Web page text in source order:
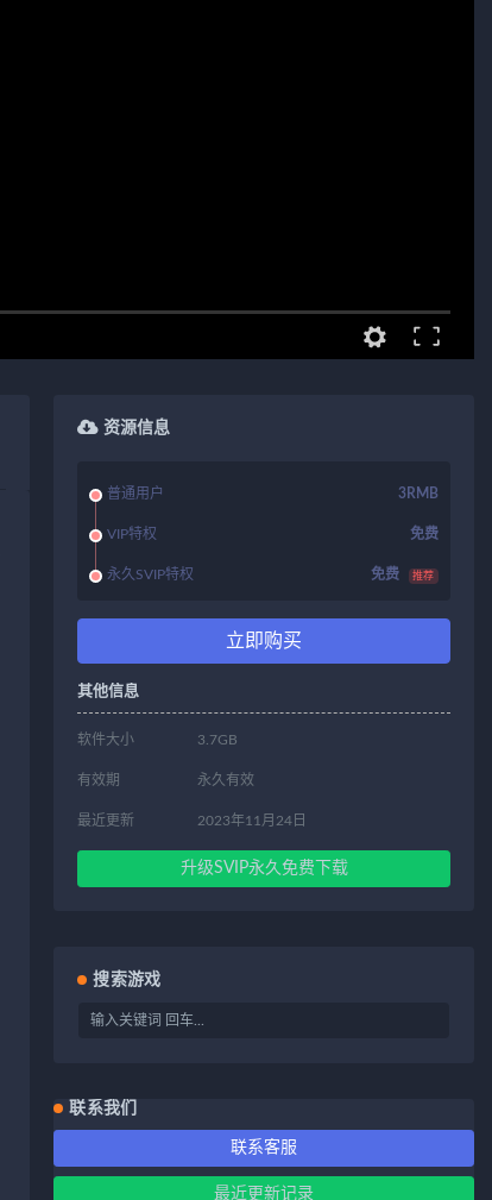
资源信息
普通用户 3RMB
VIP特权 免费
永久SVIP特权 免费 推荐
立即购买
其他信息
软件大小 3.7GB
有效期 永久有效
最近更新 2023年11月24日
升级SVIP永久免费下载
搜索游戏
联系我们
联系客服
最近更新记录